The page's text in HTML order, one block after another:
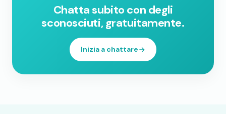
Chatta subito con degli
sconosciuti, gratuitamente.
Inizia a chattare